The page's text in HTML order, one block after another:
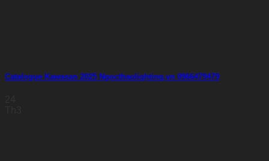
Catalogue Kawasan 2025 Ngocthaolighting.vn 0966479479